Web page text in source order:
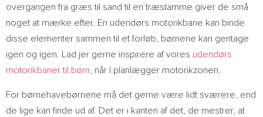
overgangen fra græs til sand til en træstamme giver de små
noget at mærke efter. En udendørs motorikbane kan binde
disse elementer sammen til et forløb, børnene kan gentage
igen og igen. Lad jer gerne inspirere af vores udendørs
motorikbaner til børn, når I planlægger motorikzonen.
For børnehavebørnene må det gerne være lidt sværere, end
de lige kan finde ud af. Det er i kanten af det, de mestrer, at